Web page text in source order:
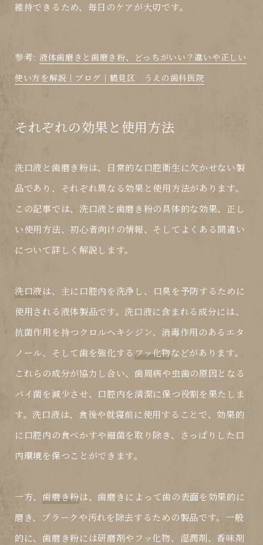
維持できるため、毎日のケアが大切です。
参考: 液体歯磨きと歯磨き粉、どっちがいい？違いや正しい
使い方を解説│ブログ│鶴見区 うえの歯科医院
それぞれの効果と使用方法
洗口液と歯磨き粉は、日常的な口腔衛生に欠かせない製
品であり、それぞれ異なる効果と使用方法があります。
この記事では、洗口液と歯磨き粉の具体的な効果、正し
い使用方法、初心者向けの情報、そしてよくある間違い
について詳しく解説します。
洗口液は、主に口腔内を洗浄し、口臭を予防するために
使用される液体製品です。洗口液に含まれる成分には、
抗菌作用を持つクロルヘキシジン、消毒作用のある エタ
ノール、そして歯を強化する フッ化物などがあります。
これらの成分が協力し合い、歯周病や虫歯の原因となる
バイ菌を減少させ、口腔内を清潔に保つ役割を果たしま
す。洗口液は、食後や就寝前に使用することで、効果的
に口腔内の食べかすや細菌を取り除き、さっぱりした口
内環境を保つことができます。
一方、歯磨き粉は、歯磨きによって歯の表面を効果的に
磨き、プラークや汚れを除去するための製品です。一般
的に、歯磨き粉には研磨剤やフッ化物、湿潤剤、香味剤